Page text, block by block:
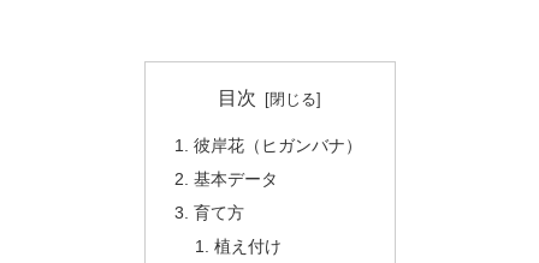
目次
彼岸花（ヒガンバナ）
基本データ
育て方
植え付け